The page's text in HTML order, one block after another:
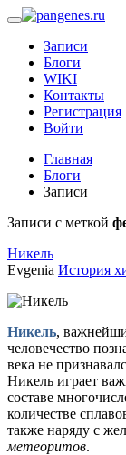
Записи
Блоги
WIKI
Контакты
Регистрация
Войти
Главная
Блоги
Записи
Записи с меткой
Никель
Evgenia История
Никель,
человечество
века не
Никель играет
составе
количестве
также наряду с
метеоритов.